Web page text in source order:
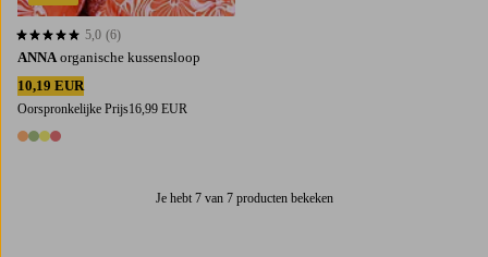
ANNA organische kussensloop
10,19 EUR
Oorspronkelijke Prijs16,99 EUR
4 kleuren
5,0 op basis van 6 beoordelingen
5,0 (6)
Je hebt 7 van 7 producten bekeken